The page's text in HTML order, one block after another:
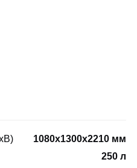
1080х1300х2210 мм
250 л